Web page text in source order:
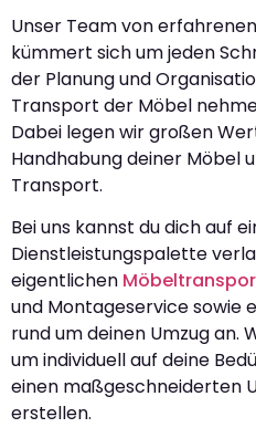
Unser Team von
kümmert sich um jeden
der Planung und
Transport der Möbel
Dabei legen wir großen
Handhabung deiner Möbel
Transport.
Bei uns kannst du dich auf
Dienstleistungspalette
eigentlichen
und Montageservice sowie
rund um deinen Umzug an.
um individuell auf deine
einen maßgeschneiderten
erstellen.